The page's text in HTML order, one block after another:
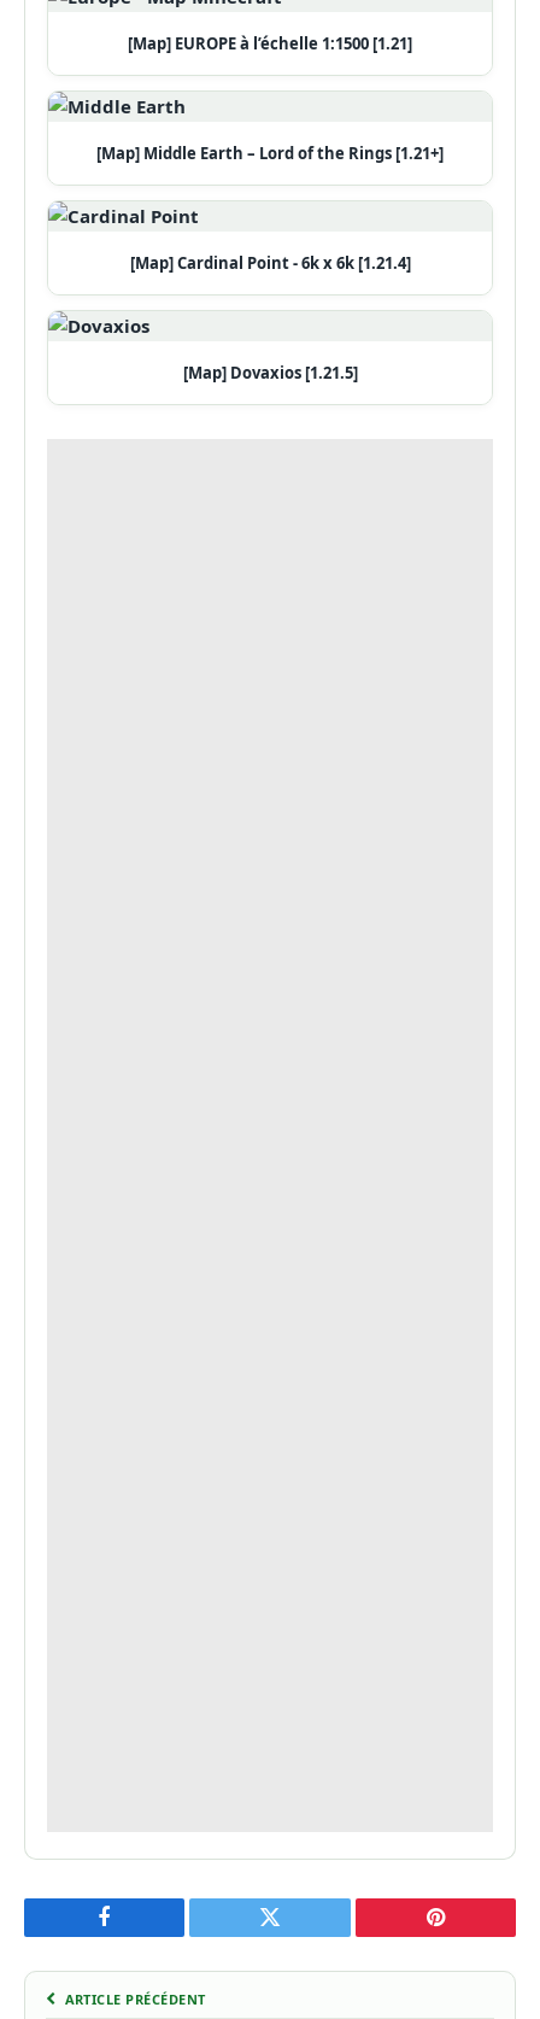
[Map] EUROPE à l’échelle 1:1500 [1.21]
[Map] Middle Earth – Lord of the Rings [1.21+]
[Map] Cardinal Point - 6k x 6k [1.21.4]
[Map] Dovaxios [1.21.5]
Facebook Twitter Pinterest
ARTICLE PRÉCÉDENT